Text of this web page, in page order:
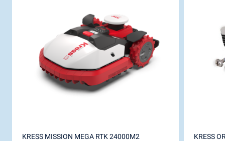
KRESS MISSION MEGA RTK 24000M2
KRESS